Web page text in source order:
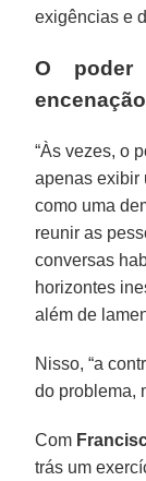
exigências e
O
“Às vezes, o
apenas exibir
como uma
reunir as
conversas
horizontes
além de
Nisso, “a
do problema,
Com
trás um